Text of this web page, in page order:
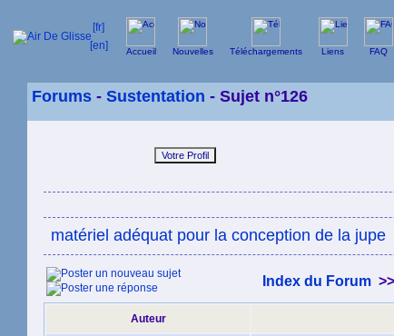
Accueil Nouvelles Téléchargements Liens FAQ
Forums - Sustentation - Sujet n°126
matériel adéquat pour la conception de la jupe
Index du Forum >>
Auteur